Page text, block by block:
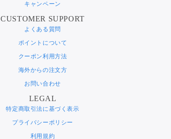
キャンペーン
CUSTOMER SUPPORT
よくある質問
ポイントについて
クーポン利用方法
海外からの注文方
お問い合わせ
LEGAL
特定商取引法に基づく表示
プライバシーポリシー
利用規約